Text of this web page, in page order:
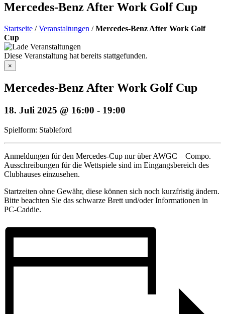
Mercedes-Benz After Work Golf Cup
Startseite /Veranstaltungen /Mercedes-Benz After Work Golf
Cup
Diese Veranstaltung hat bereits stattgefunden.
×
Mercedes-Benz After Work Golf Cup
18. Juli 2025 @ 16:00 - 19:00
Spielform: Stableford
Anmeldungen für den Mercedes-Cup nur über AWGC – Compo.
Ausschreibungen für die Wettspiele sind im Eingangsbereich des
Clubhauses einzusehen.
Startzeiten ohne Gewähr, diese können sich noch kurzfristig ändern.
Bitte beachten Sie das schwarze Brett und/oder Informationen in
PC-Caddie.